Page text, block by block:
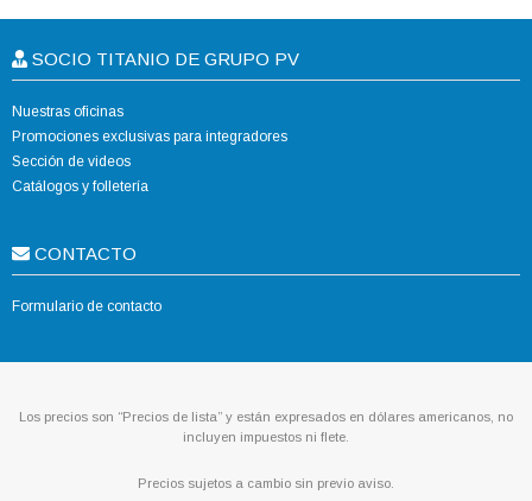
SOCIO TITANIO DE GRUPO PV
Nuestras oficinas
Promociones exclusivas para integradores
Sección de videos
Catálogos y folletería
CONTACTO
Formulario de contacto
Los precios son “Precios de lista” y están expresados en dólares americanos, no
incluyen impuestos ni flete.
Precios sujetos a cambio sin previo aviso.